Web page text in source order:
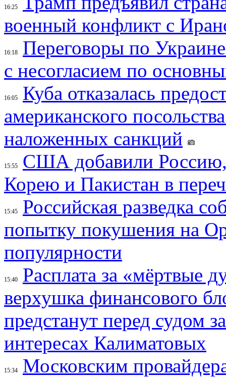
16:25
военный конфликт с
16:18
Переговоры по
с несогласием по
16:05
Куба отказалась
американского
наложенных санкций
15:55
США добавили
Корею и Пакистан в
15:45
Российская разведка
попытку покушения на
популярности
15:40
Расплата за «мёртвые
верхушка финансового
предстанут перед судом
интересах Калиматовых
15:34
Московским